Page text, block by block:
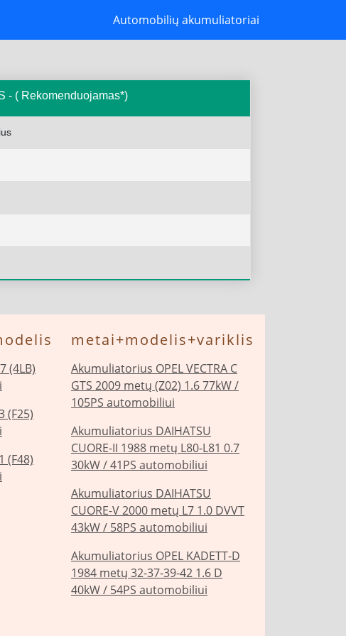
Automobilių akumuliatoriai
- ( Rekomenduojamas*)
(4LB)
(F25)
(F48)
metai+modelis+variklis
Akumuliatorius OPEL VECTRA C
GTS 2009 metų (Z02) 1.6 77kW /
105PS automobiliui
Akumuliatorius DAIHATSU
CUORE-II 1988 metų L80-L81 0.7
30kW / 41PS automobiliui
Akumuliatorius DAIHATSU
CUORE-V 2000 metų L7 1.0 DVVT
43kW / 58PS automobiliui
Akumuliatorius OPEL KADETT-D
1984 metų 32-37-39-42 1.6 D
40kW / 54PS automobiliui